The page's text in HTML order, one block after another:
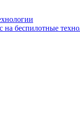
на беспилотные